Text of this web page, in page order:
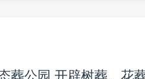
葬公园 开辟树葬、花